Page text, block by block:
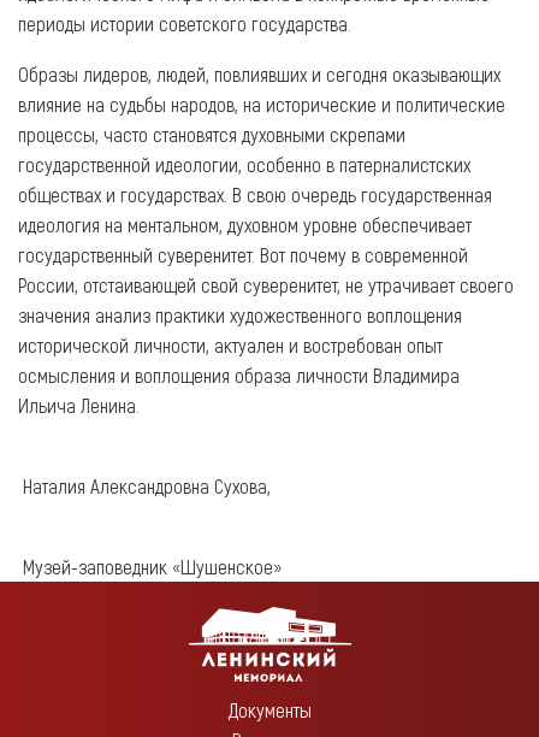
периоды истории советского государства.
Образы лидеров, людей, повлиявших и сегодня оказывающих
влияние на судьбы народов, на исторические и политические
процессы, часто становятся духовными скрепами
государственной идеологии, особенно в патерналистских
обществах и государствах. В свою очередь государственная
идеология на ментальном, духовном уровне обеспечивает
государственный суверенитет. Вот почему в современной
России, отстаивающей свой суверенитет, не утрачивает своего
значения анализ практики художественного воплощения
исторической личности, актуален и востребован опыт
осмысления и воплощения образа личности Владимира
Ильича Ленина.
Наталия Александровна Сухова,
Музей-заповедник «Шушенское»
Документы